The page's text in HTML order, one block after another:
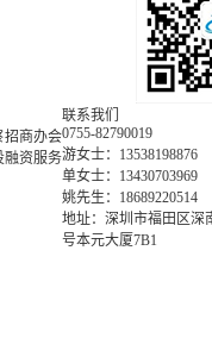
招商办会
融资服务
联系我们
0755-82790019
游女士：13538198876
单女士：13430703969
姚先生：18689220514
地址：深圳市福田区深
号本元大厦7B1